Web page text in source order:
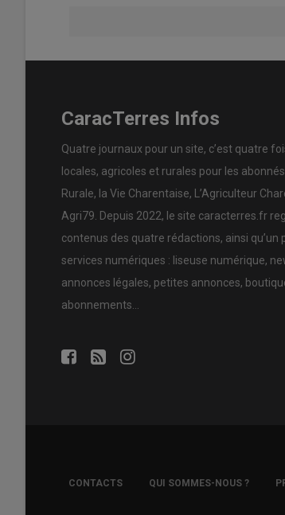
CaracTerres Infos
Quatre journaux pour un site, c’est quatre
locales, agricoles et rurales pour les
Rurale, la Vie Charentaise, L’Agriculteur
Agri79. Depuis 2022, le site caracterres.fr
contenus des quatre rédactions, ainsi qu’un
services numériques : liseuse numérique,
annonces légales, petites annonces,
abonnements…
FOOTER
COPYRIGHT
CONTACTS QUI SOMMES-NOUS ?